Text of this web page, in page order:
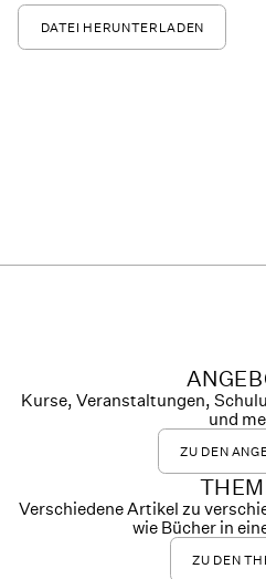
DATEI HERUNTERLADEN
Kurse, Veranstaltungen,
und
ZU DEN
Verschiedene Artikel zu
wie Bücher in
ZU DEN